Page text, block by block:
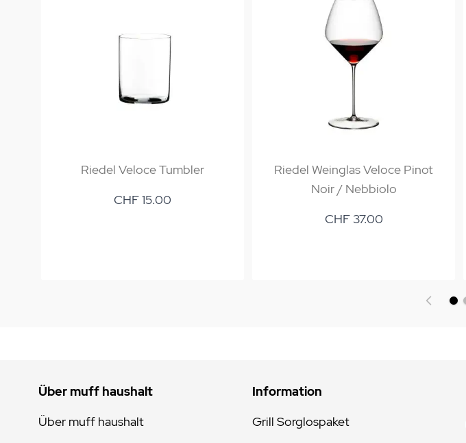
Riedel Veloce Tumbler
CHF 15.00
Riedel Weinglas Veloce Pinot
Noir / Nebbiolo
CHF 37.00
Über muff haushalt
Über muff haushalt
Information
Grill Sorglospaket